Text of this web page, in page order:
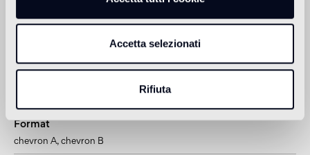
Accetta selezionati
Rifiuta
Informations sur le produit
Format
chevron A, chevron B